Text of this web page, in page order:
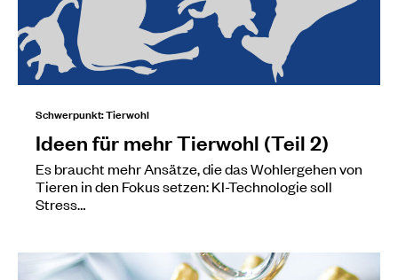
Schwerpunkt: Tierwohl
Ideen für mehr Tierwohl (Teil 2)
Es braucht mehr Ansätze, die das Wohlergehen von
Tieren in den Fokus setzen: KI-Technologie soll
Stress…